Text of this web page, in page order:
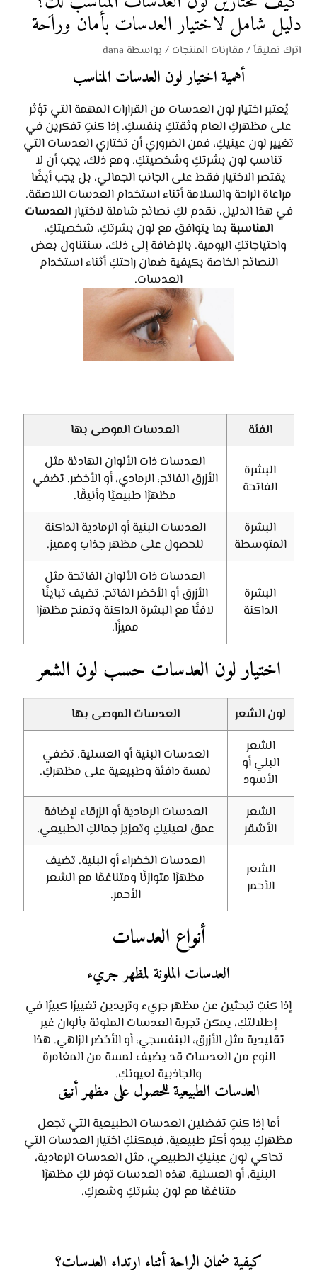
دليل شامل لاختيار العدسات بأمان وراحة
اترك تعليقاً/مقارنات المنتجات / بواسطة dana
أهمية اختيار لون العدسات المناسب
يُعتبر اختيار لون العدسات من القرارات المهمة التي تؤثر
على مظهركِ العام وثقتكِ بنفسكِ. إذا كنتِ تفكرين في
تغيير لون عينيكِ، فمن الضروري أن تختاري العدسات التي
تناسب لون بشرتكِ وشخصيتكِ. ومع ذلك، يجب أن لا
يقتصر الاختيار فقط على الجانب الجمالي، بل يجب أيضًا
مراعاة الراحة والسلامة أثناء استخدام العدسات اللاصقة.
في هذا الدليل، نقدم لكِ نصائح شاملة لاختيار العدسات
المناسبة بما يتوافق مع لون بشرتكِ، شخصيتكِ،
واحتياجاتكِ اليومية. بالإضافة إلى ذلك، سنتناول بعض
النصائح الخاصة بكيفية ضمان راحتكِ أثناء استخدام
العدسات.
الفئة العدسات الموصى بها
البشرة
الفاتحة
العدسات ذات الألوان الهادئة مثل
الأزرق الفاتح، الرمادي، أو الأخضر. تضفي
مظهرًا طبيعيًا وأنيقًا.
البشرة
المتوسطة
العدسات البنية أو الرمادية الداكنة
للحصول على مظهر جذاب ومميز.
البشرة
الداكنة
العدسات ذات الألوان الفاتحة مثل
الأزرق أو الأخضر الفاتح. تضيف تباينًا
لافتًا مع البشرة الداكنة وتمنح مظهرًا
مميزًا.
اختيار لون العدسات حسب لون الشعر
لون الشعر
العدسات الموصى بها
الشعر
البني أو
الأسود
العدسات البنية أو العسلية. تضفي
لمسة دافئة وطبيعية على مظهركِ.
الشعر
الأشقر
العدسات الرمادية أو الزرقاء لإضافة
عمق لعينيكِ وتعزيز جمالكِ الطبيعي.
الشعر
الأحمر
العدسات الخضراء أو البنية. تضيف
مظهرًا متوازنًا ومتناغمًا مع الشعر
الأحمر.
أنواع العدسات
العدسات الملونة لمظهر جريء
إذا كنتِ تبحثين عن مظهر جريء وتريدين تغييرًا كبيرًا في
إطلالتكِ، يمكن تجربة العدسات الملونة بألوان غير
تقليدية مثل الأزرق، البنفسجي، أو الأخضر الزاهي. هذا
النوع من العدسات قد يضيف لمسة من المغامرة
والجاذبية لعيونكِ.
العدسات الطبيعية للحصول على مظهر أنيق
أما إذا كنتِ تفضلين العدسات الطبيعية التي تجعل
مظهركِ يبدو أكثر طبيعية، فيمكنكِ اختيار العدسات التي
تحاكي لون عينيكِ الطبيعي، مثل العدسات الرمادية،
البنية، أو العسلية. هذه العدسات توفر لكِ مظهرًا
متناغمًا مع لون بشرتكِ وشعركِ.
كيفية ضمان الراحة أثناء ارتداء العدسات؟